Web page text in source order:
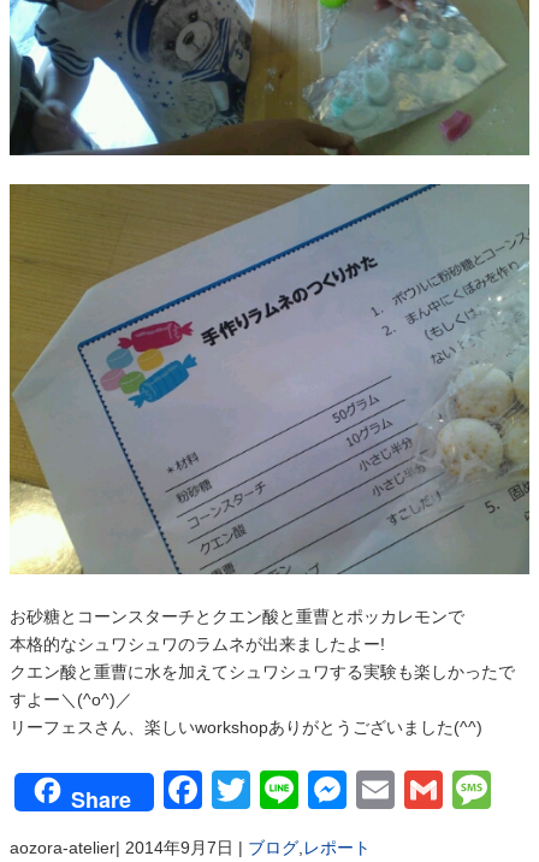
お砂糖とコーンスターチとクエン酸と重曹とポッカレモンで
本格的なシュワシュワのラムネが出来ましたよー!
クエン酸と重曹に水を加えてシュワシュワする実験も楽しかったで
すよー＼(^o^)／
リーフェスさん、楽しいworkshopありがとうございました(^^)
Share Facebook
Twitter
LineMessenger
Email
aozora-atelier| 2014年9月7日 | ブログ レポート